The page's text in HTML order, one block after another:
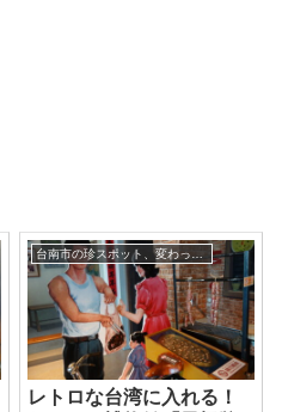
レトロな台湾に入れる！